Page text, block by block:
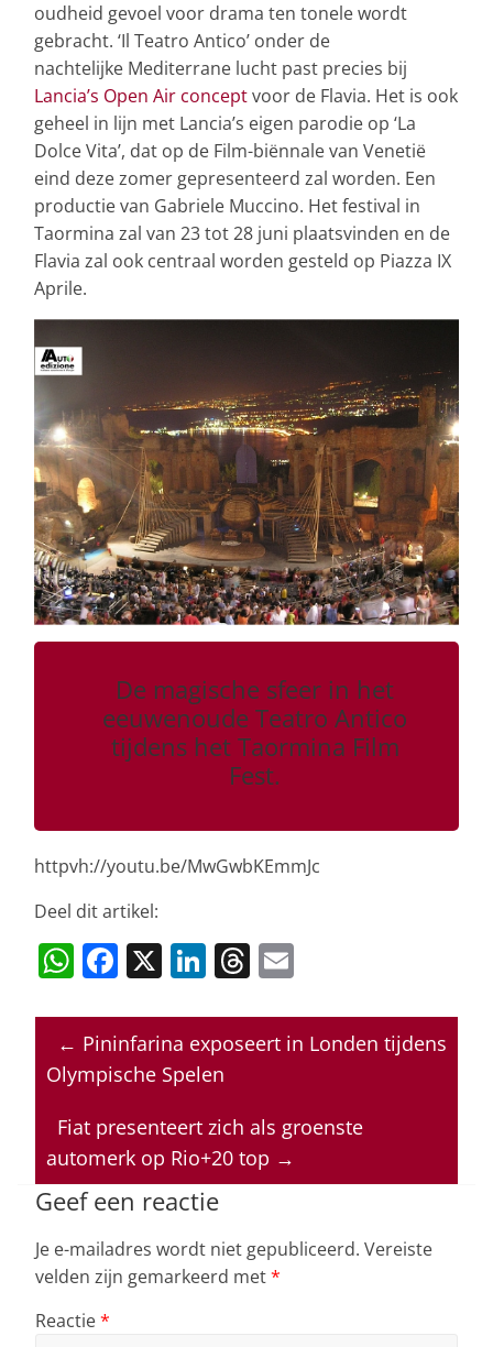
oudheid gevoel voor drama ten tonele wordt
gebracht. ‘Il Teatro Antico’ onder de
nachtelijke Mediterrane lucht past precies bij
Lancia’s Open Air conceptvoor de Flavia. Het is ook
geheel in lijn met Lancia’s eigen parodie op ‘La
Dolce Vita’, dat op de Film-biënnale van Venetië
eind deze zomer gepresenteerd zal worden. Een
productie van Gabriele Muccino. Het festival in
Taormina zal van 23 tot 28 juni plaatsvinden en de
Flavia zal ook centraal worden gesteld op Piazza IX
Aprile.
De magische sfeer in het
eeuwenoude Teatro Antico
tijdens het Taormina Film
Fest.
httpvh://youtu.be/MwGwbKEmmJc
Deel dit artikel:
W
at
s
p
p
F
c
e
o
o
k
X Li
k
e
n
T
re
a
s
ai
l
← Pininfarina exposeert in Londen tijdens
Olympische Spelen
Fiat presenteert zich als groenste
automerk op Rio+20 top →
Geef een reactie
Je e-mailadres wordt niet gepubliceerd. Vereiste
velden zijn gemarkeerd met*
Reactie*